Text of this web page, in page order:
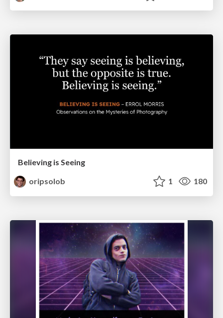
Believing is Seeing
oripsolob
1 180